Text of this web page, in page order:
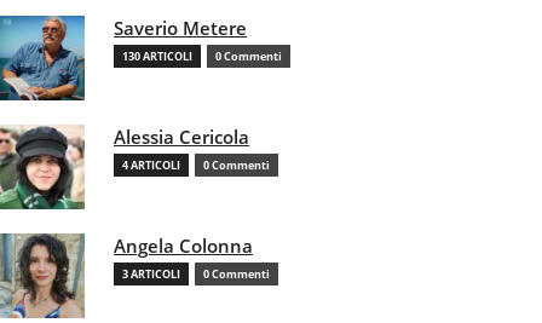
Saverio Metere
130 ARTICOLI 0 Commenti
Alessia Cericola
4 ARTICOLI 0 Commenti
Angela Colonna
3 ARTICOLI 0 Commenti